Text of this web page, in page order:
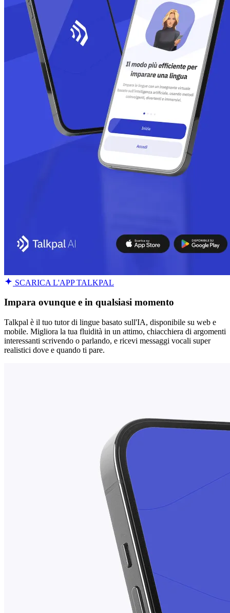
SCARICA L'APP TALKPAL
Impara ovunque e in qualsiasi momento
Talkpal è il tuo tutor di lingue basato sull'IA, disponibile su web e
mobile. Migliora la tua fluidità in un attimo, chiacchiera di argomenti
interessanti scrivendo o parlando, e ricevi messaggi vocali super
realistici dove e quando ti pare.